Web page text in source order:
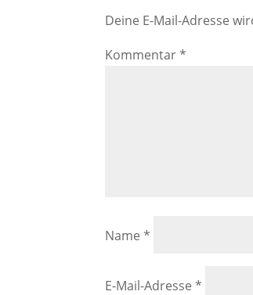
Deine E-Mail-Adresse
Kommentar*
Name*
E-Mail-Adresse*